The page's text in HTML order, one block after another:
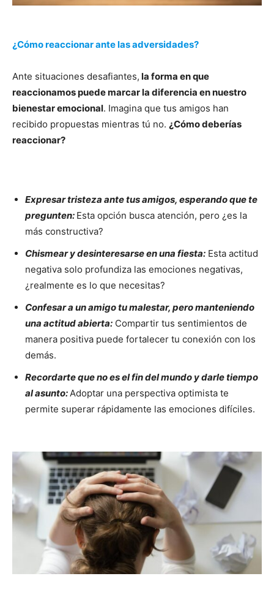
¿Cómo reaccionar ante las adversidades?
Ante situaciones desafiantes, la forma en que
reaccionamos puede marcar la diferencia en nuestro
bienestar emocional. Imagina que tus amigos han
recibido propuestas mientras tú no. ¿Cómo deberías
reaccionar?
Expresar tristeza ante tus amigos, esperando que te
pregunten: Esta opción busca atención, pero ¿es la
más constructiva?
Chismear y desinteresarse en una fiesta: Esta actitud
negativa solo profundiza las emociones negativas,
¿realmente es lo que necesitas?
Confesar a un amigo tu malestar, pero manteniendo
una actitud abierta: Compartir tus sentimientos de
manera positiva puede fortalecer tu conexión con los
demás.
Recordarte que no es el fin del mundo y darle tiempo
al asunto:Adoptar una perspectiva optimista te
permite superar rápidamente las emociones difíciles.